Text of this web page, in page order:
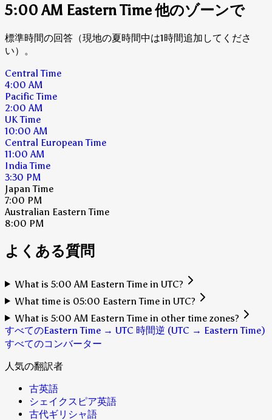
5:00 AM Eastern Time 他のゾーンで
標準時間の回答（現地の夏時間中は1時間追加してくださ
い）。
Central Time
4:00 AM
Pacific Time
2:00 AM
UK Time
10:00 AM
Central European Time
11:00 AM
India Time
3:30 PM
Japan Time
7:00 PM
Australian Eastern Time
8:00 PM
よくある質問
What is 5:00 AM Eastern Time in UTC?
What time is 05:00 Eastern Time in UTC?
What is 5:00 AM Eastern Time in other time zones?
すべてのEastern Time → UTC 時間逆 (UTC → Eastern Time)
すべてのコンバーター
人気の翻訳者
古英語
シェイクスピア英語
古代ギリシャ語